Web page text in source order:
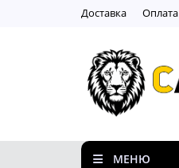
Доставка Оплата
МЕНЮ